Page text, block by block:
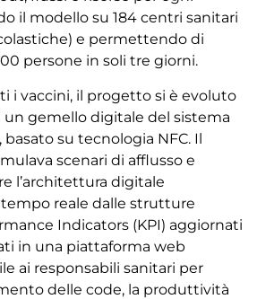
il modello su 184 centri sanitari
e permettendo di
persone in soli tre giorni.
i vaccini, il progetto si è evoluto
un gemello digitale del sistema
su tecnologia NFC. Il
scenari di afflusso e
l’architettura digitale
reale dalle strutture
Indicators (KPI) aggiornati
in una piattaforma web
ai responsabili sanitari per
delle code, la produttività